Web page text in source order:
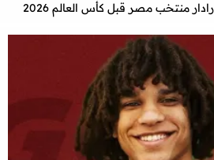
منتخب مصر قبل كأس العالم 2026